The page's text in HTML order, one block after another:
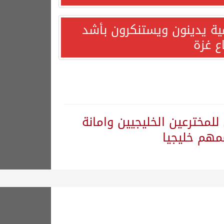
يدينون ويستنكرون بأشد
غزة
الخليجيين وامانة
خليجيا